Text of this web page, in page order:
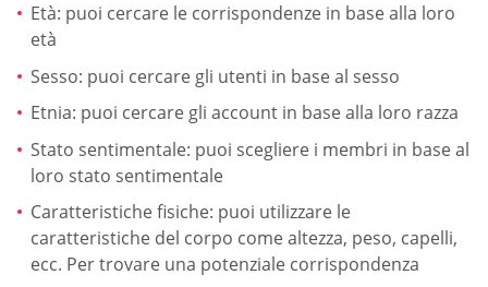
Età: puoi cercare le corrispondenze in base alla loro
età
Sesso: puoi cercare gli utenti in base al sesso
Etnia: puoi cercare gli account in base alla loro razza
Stato sentimentale: puoi scegliere i membri in base al
loro stato sentimentale
Caratteristiche fisiche: puoi utilizzare le
caratteristiche del corpo come altezza, peso, capelli,
ecc. Per trovare una potenziale corrispondenza